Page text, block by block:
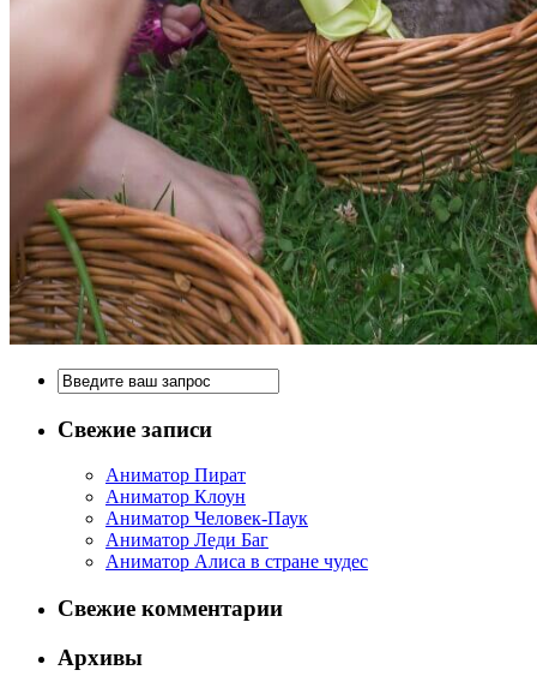
Свежие записи
Аниматор Пират
Аниматор Клоун
Аниматор Человек-Паук
Аниматор Леди Баг
Аниматор Алиса в стране чудес
Свежие комментарии
Архивы